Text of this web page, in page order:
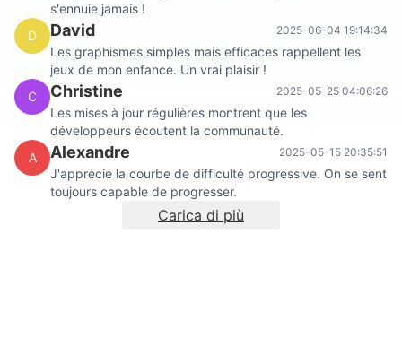
s'ennuie jamais !
D
David 2025-06-04 19:14:34
Les graphismes simples mais efficaces rappellent les
jeux de mon enfance. Un vrai plaisir !
C
Christine 2025-05-25 04:06:26
Les mises à jour régulières montrent que les
développeurs écoutent la communauté.
A
Alexandre 2025-05-15 20:35:51
J'apprécie la courbe de difficulté progressive. On se sent
toujours capable de progresser.
Carica di più